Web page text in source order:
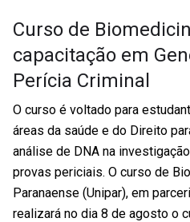
Curso de
capacitação em
Perícia Criminal
O curso é voltado para
áreas da saúde e do Direito
análise de DNA na
provas periciais. O curso de
Paranaense (Unipar), em
realizará no dia 8 de agosto o